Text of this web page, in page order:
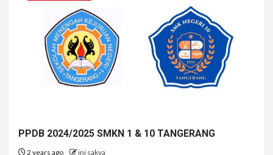
PPDB 2024/2025 SMKN 1 & 10 TANGERANG
2 years ago ini sakya